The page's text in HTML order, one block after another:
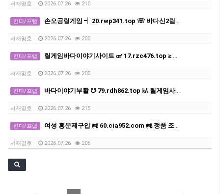
서재영호 2026.07.26 210
킨디/프랩 손오공릴게임 ┥ 20.rwp341.top ☏ 바다신2릴게임
서재영호 2026.07.26 200
킨디/프랩 릴게임바다이야기사이트 ㎤ 17.rzc476.top ≥ 릴게임바다이야기
서재영호 2026.07.26 205
킨디/프랩 바다이야기부활 ☋ 79.rdh862.top ㎄ 릴게임사이트
서재영호 2026.07.26 215
킨디/프랩 여성 흥분제구입 ㈙ 60.cia952.com ㈙ 정품 조루방지제판매
서재영호 2026.07.26 206